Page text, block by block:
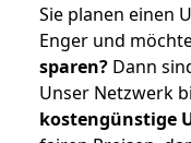
Sie planen einen
Enger und
sparen? Dann
Unser Netzwerk
kostengünstige